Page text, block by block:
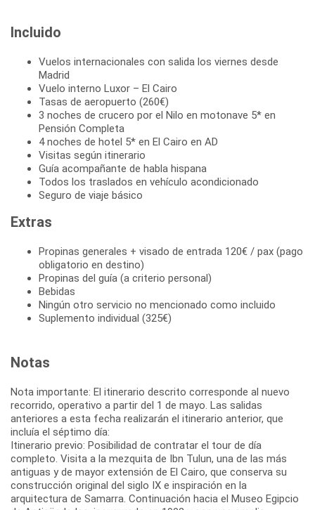
Incluido
Vuelos internacionales con salida los viernes desde
Madrid
Vuelo interno Luxor – El Cairo
Tasas de aeropuerto (260€)
3 noches de crucero por el Nilo en motonave 5* en
Pensión Completa
4 noches de hotel 5* en El Cairo en AD
Visitas según itinerario
Guía acompañante de habla hispana
Todos los traslados en vehículo acondicionado
Seguro de viaje básico
Extras
Propinas generales + visado de entrada 120€ / pax (pago
obligatorio en destino)
Propinas del guía (a criterio personal)
Bebidas
Ningún otro servicio no mencionado como incluido
Suplemento individual (325€)
Notas
Nota importante: El itinerario descrito corresponde al nuevo
recorrido, operativo a partir del 1 de mayo. Las salidas
anteriores a esta fecha realizarán el itinerario anterior, que
incluía el séptimo día:
Itinerario previo: Posibilidad de contratar el tour de día
completo. Visita a la mezquita de Ibn Tulun, una de las más
antiguas y de mayor extensión de El Cairo, que conserva su
construcción original del siglo IX e inspiración en la
arquitectura de Samarra. Continuación hacia el Museo Egipcio